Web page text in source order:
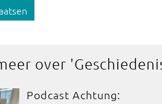
over '
Podcast Achtung: